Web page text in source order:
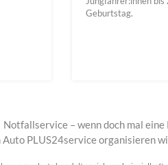
Geburtstag.
Notfallservice – wenn doch mal
Auto PLUS24service organisieren